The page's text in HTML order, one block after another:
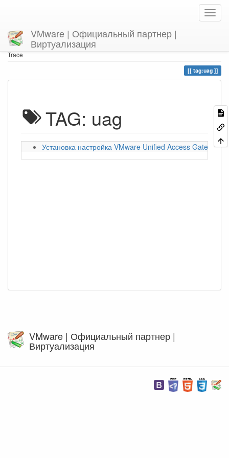
VMware | Официальный партнер |
Виртуализация
You are here Home
tag
uag
Trace
tag:uag
TAG: uag
Установка настройка VMware Unified Access Gateway|
VMware | Официальный партнер |
Виртуализация